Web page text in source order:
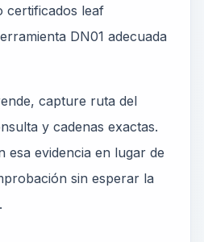
certificados leaf
DN01 adecuada
capture ruta del
y cadenas exactas.
esa evidencia en lugar de
sin esperar la